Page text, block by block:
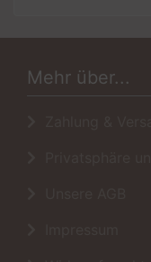
Mehr über...